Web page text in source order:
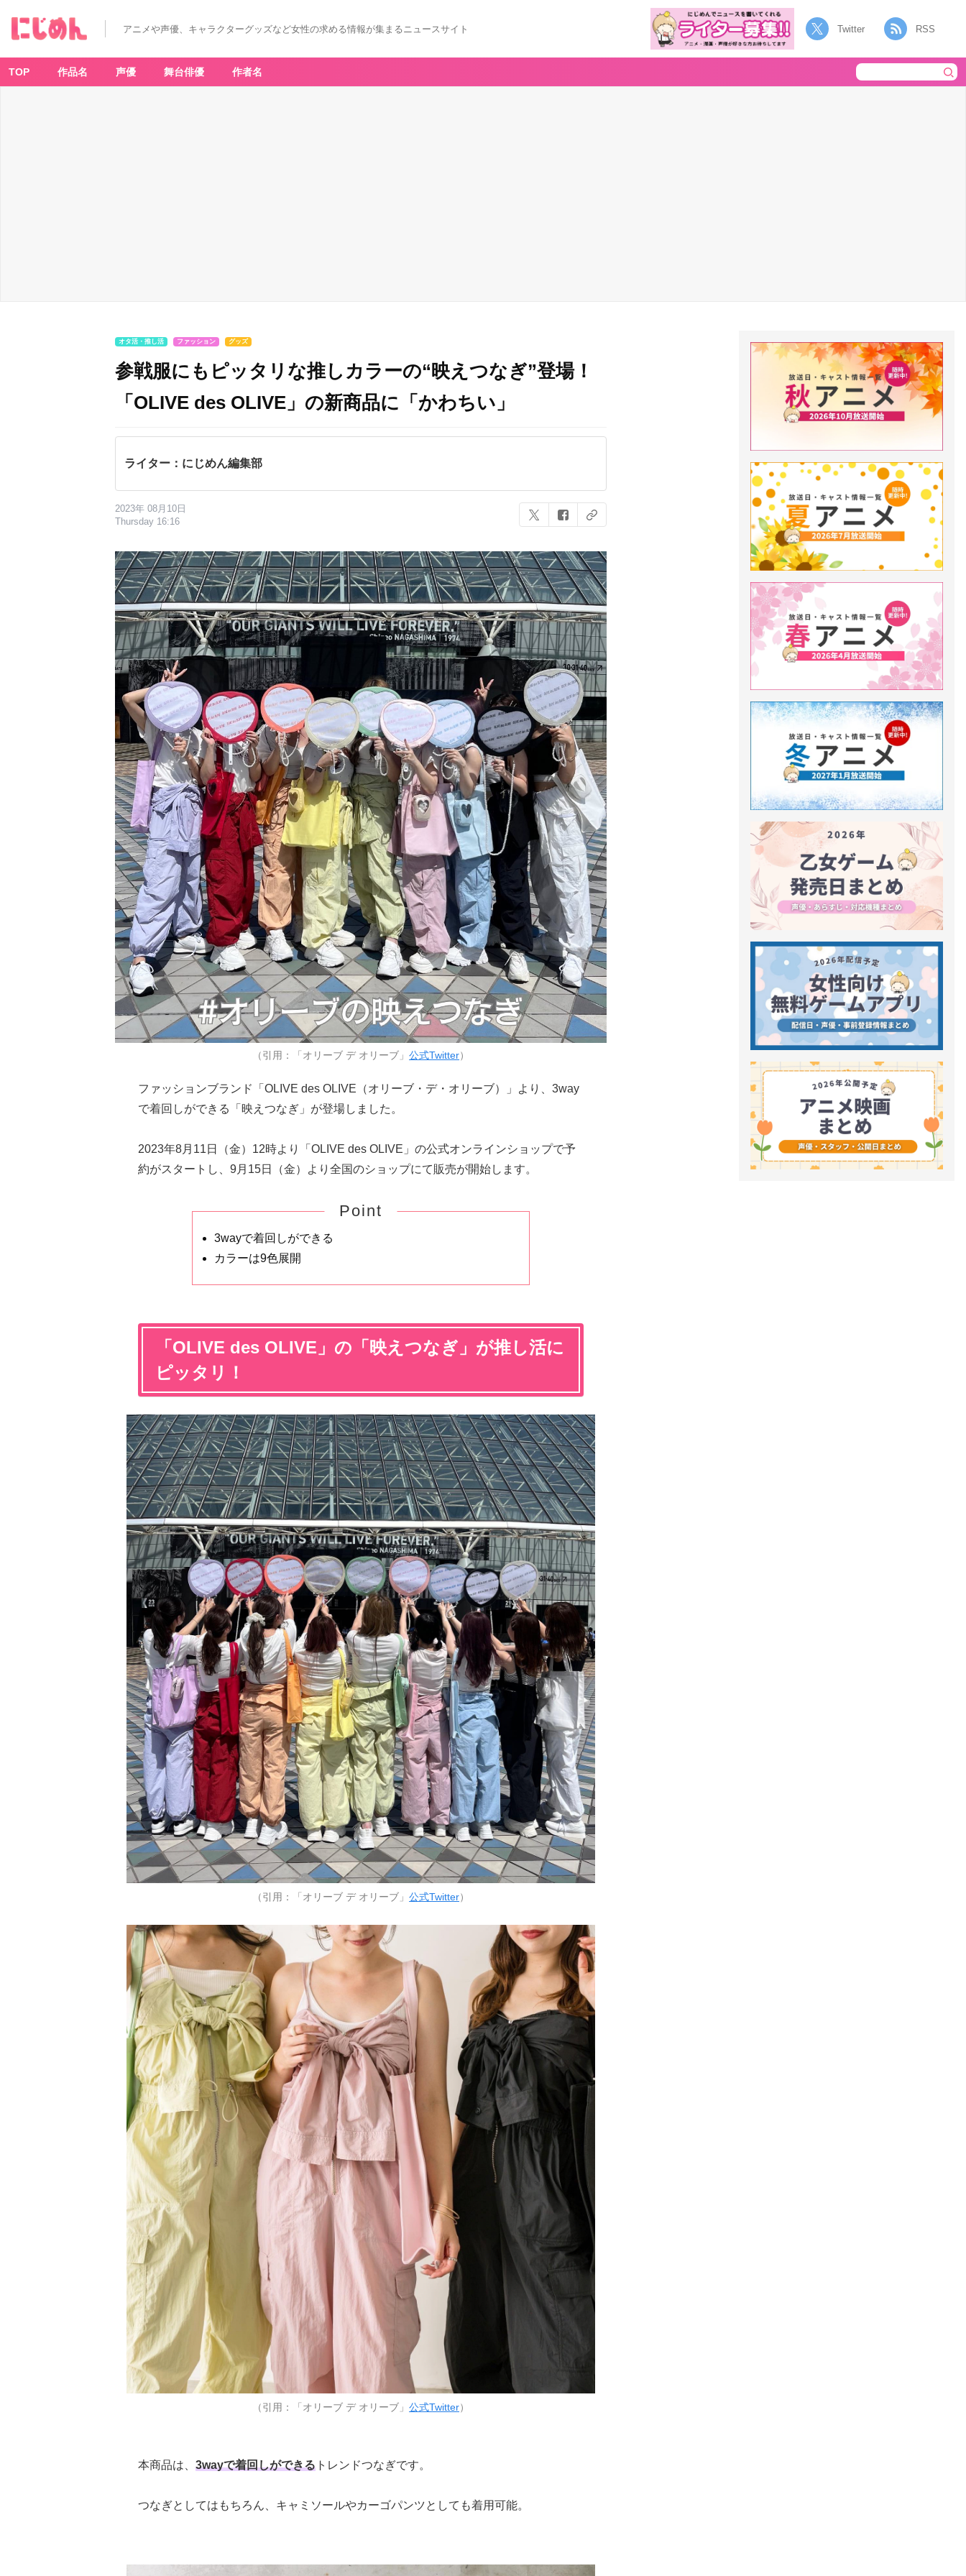
アニメや声優、キャラクターグッズなど女性の求める情報が集まるニュースサイト Twitter RSS
TOP 作品名 声優 舞台俳優 作者名
オタ活・推し活 ファッション グッズ
参戦服にもピッタリな推しカラーの“映えつなぎ”登場！
「OLIVE des OLIVE」の新商品に「かわちい」
ライター：にじめん編集部
2023年 08月10日
Thursday 16:16
（引用：「オリーブ デ オリーブ」 公式Twitter）
ファッションブランド「OLIVE des OLIVE（オリーブ・デ・オリーブ）」より、3way
で着回しができる「映えつなぎ」が登場しました。
2023年8月11日（金）12時より「OLIVE des OLIVE」の公式オンラインショップで予
約がスタートし、9月15日（金）より全国のショップにて販売が開始します。
Point
3wayで着回しができる
カラーは9色展開
「OLIVE des OLIVE」の「映えつなぎ」が推し活に
ピッタリ！
（引用：「オリーブ デ オリーブ」 公式Twitter）
（引用：「オリーブ デ オリーブ」 公式Twitter）
本商品は、 3wayで着回しができる トレンドつなぎです。
つなぎとしてはもちろん、キャミソールやカーゴパンツとしても着用可能。